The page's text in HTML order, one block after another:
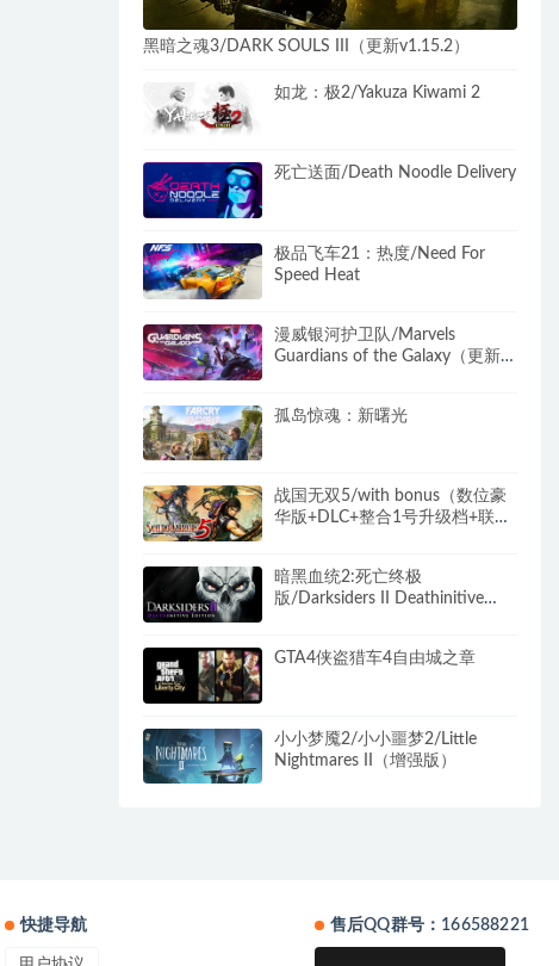
黑暗之魂3/DARK SOULS III（更新v1.15.2）
如龙：极2/Yakuza Kiwami 2
死亡送面/Death Noodle Delivery
极品飞车21：热度/Need For
Speed Heat
漫威银河护卫队/Marvels
Guardians of the Galaxy（更新
孤岛惊魂：新曙光
战国无双5/with bonus（数位豪
华版+DLC+整合1号升级档+联
暗黑血统2:死亡终极
版/Darksiders II Deathinitive
GTA4侠盗猎车4自由城之章
小小梦魇2/小小噩梦2/Little
Nightmares II（增强版）
快捷导航 售后QQ群号：166588221